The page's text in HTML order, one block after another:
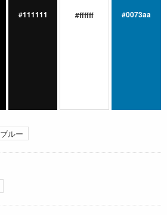
#111111 #ffffff #0073aa
ブルー